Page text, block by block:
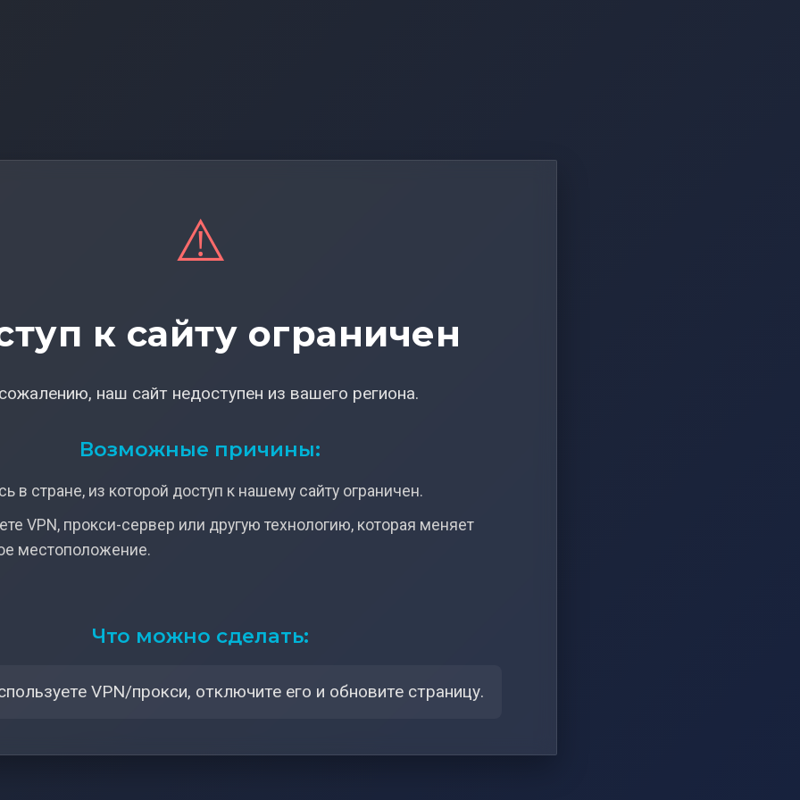
⚠️
к сайту ограничен
наш сайт недоступен из вашего региона.
Возможные причины:
в стране, из которой доступ к нашему сайту ограничен.
VPN, прокси-сервер или другую технологию, которая меняет
местоположение.
Что можно сделать:
VPN/прокси, отключите его и обновите страницу.